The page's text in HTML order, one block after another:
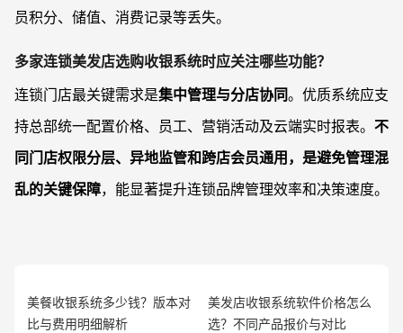
员积分、储值、消费记录等丢失。
多家连锁美发店选购收银系统时应关注哪些功能？
连锁门店最关键需求是集中管理与分店协同。优质系统应支
持总部统一配置价格、员工、营销活动及云端实时报表。 不
同门店权限分层、异地监管和跨店会员通用，是避免管理混
乱的关键保障，能显著提升连锁品牌管理效率和决策速度。
美餐收银系统多少钱？版本对
比与费用明细解析
美发店收银系统软件价格怎么
选？不同产品报价与对比